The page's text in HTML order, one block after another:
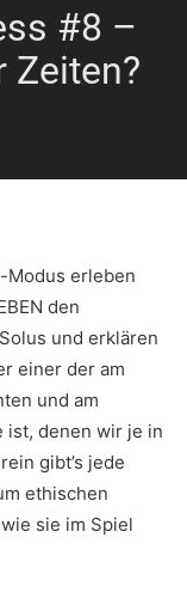
#8 –
Zeiten?
Modus erleben
den
und erklären
einer der am
und am
ist, denen wir je in
gibt’s jede
ethischen
sie im Spiel